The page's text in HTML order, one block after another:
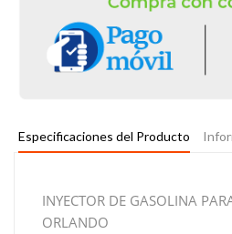
Especificaciones del Producto
INYECTOR DE GASOLINA
ORLANDO